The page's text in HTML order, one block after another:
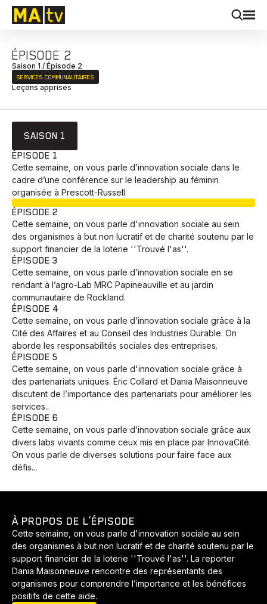
ÉPISODE 2
Saison 1 / Épisode 2
SERVICES COMMUNAUTAIRES
Leçons apprises
SAISON 1
ÉPISODE 1
Cette semaine, on vous parle d’innovation sociale dans le
cadre d’une conférence sur le leadership au féminin
organisée à Prescott-Russell.
ÉPISODE 2
Cette semaine, on vous parle d'innovation sociale au sein
des organismes à but non lucratif et de charité soutenu par le
support financier de la loterie ''Trouvé l'as''.
ÉPISODE 3
Cette semaine, on vous parle d’innovation sociale en se
rendant à l’agro-Lab MRC Papineauville et au jardin
communautaire de Rockland.
ÉPISODE 4
Cette semaine, on vous parle d’innovation sociale grâce à la
Cité des Affaires et au Conseil des Industries Durable. On
aborde les responsabilités sociales des entreprises.
ÉPISODE 5
Cette semaine, on vous parle d'innovation sociale grâce à
des partenariats uniques. Éric Collard et Dania Maisonneuve
discutent de l’importance des partenariats pour améliorer les
services..
ÉPISODE 6
Cette semaine, on vous parle d’innovation sociale grâce aux
divers labs vivants comme ceux mis en place par InnovaCité.
On vous parle de diverses solutions pour faire face aux
défis...
À PROPOS DE L’ÉPISODE
Cette semaine, on vous parle d'innovation sociale au sein
des organismes à but non lucratif et de charité soutenu par le
support financier de la loterie ''Trouvé l'as''. La reporter
Dania Maisonneuve rencontre des représentants des
organismes pour comprendre l’importance et les bénéfices
positifs de cette aide.